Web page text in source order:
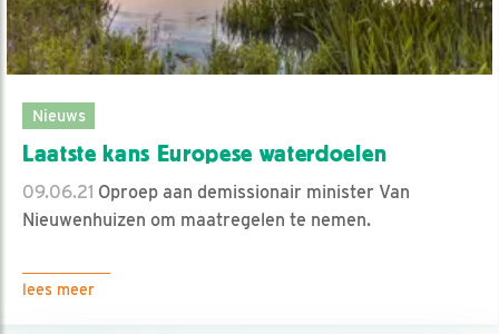
Nieuws
Laatste kans Europese waterdoelen
09.06.21 Oproep aan demissionair minister Van
Nieuwenhuizen om maatregelen te nemen.
lees meer